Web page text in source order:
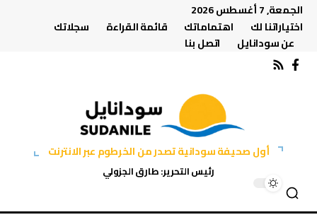
الجمعة, 7 أغسطس 2026
اختياراتنا لك
اهتماماتك قائمة القراءة
سجلاتك
عن سودانايل
اتصل بنا
أول صحيفة سودانية تصدر من الخرطوم عبر الانترنت
رئيس التحرير: طارق الجزولي